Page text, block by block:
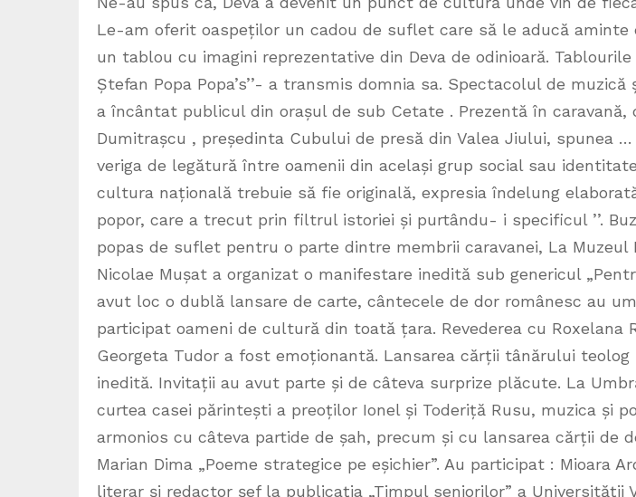
Le-am oferit oaspeților un cadou de suflet care să le aducă aminte
un tablou cu imagini reprezentative din Deva de odinioară.
Ștefan Popa Popa’s’’- a transmis domnia sa. Spectacolul de muzică
a încântat publicul din orașul de sub Cetate . Prezentă în caravană,
Dumitrașcu , președinta Cubului de presă din Valea Jiului, spunea
veriga de legătură între oamenii din același grup social sau
cultura națională trebuie să fie originală, expresia îndelung
popor, care a trecut prin filtrul istoriei și purtându- i specificul ’’.
popas de suflet pentru o parte dintre membrii caravanei, La Muzeul
Nicolae Mușat a organizat o manifestare inedită sub genericul
avut loc o dublă lansare de carte, cântecele de dor românesc au
participat oameni de cultură din toată țara. Revederea cu Roxelana
Georgeta Tudor a fost emoționantă. Lansarea cărții tânărului teolog
inedită. Invitații au avut parte și de câteva surprize plăcute. La
curtea casei părintești a preoților Ionel și Toderiță Rusu, muzica și
armonios cu câteva partide de șah, precum și cu lansarea cărții de
Marian Dima „Poeme strategice pe eșichier”. Au participat : Mioara
literar și redactor șef la publicația „Timpul seniorilor” a Universității